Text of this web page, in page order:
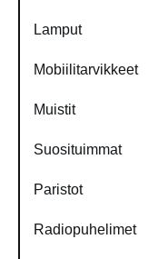
Lamput
Mobiilitarvikkeet
Muistit
Suosituimmat
Paristot
Radiopuhelimet